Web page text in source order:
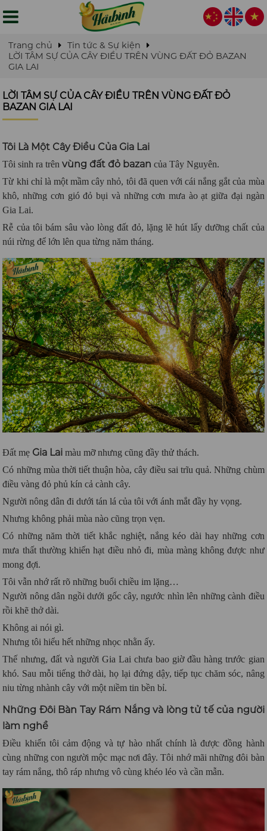
Trang chủ
Tin tức & Sự kiện
LỜI TÂM SỰ CỦA CÂY ĐIỀU TRÊN VÙNG ĐẤT ĐỎ BAZAN
GIA LAI
LỜI TÂM SỰ CỦA CÂY ĐIỀU TRÊN VÙNG ĐẤT ĐỎ
BAZAN GIA LAI
Tôi Là Một Cây Điều Của Gia Lai
Tôi sinh ra trênvùng đất đỏ bazan của Tây Nguyên.
Từ khi chỉ là một mầm cây nhỏ, tôi đã quen với cái nắng gắt của mùa
khô, những cơn gió đỏ bụi và những cơn mưa ào ạt giữa đại ngàn
Gia Lai.
Rễ của tôi bám sâu vào lòng đất đỏ, lặng lẽ hút lấy dưỡng chất của
núi rừng để lớn lên qua từng năm tháng.
Đất mẹ Gia Laimàu mỡ nhưng cũng đầy thử thách.
Có những mùa thời tiết thuận hòa, cây điều sai trĩu quả.Những chùm
điều vàng đỏ phủ kín cả cành cây.
Người nông dân đi dưới tán lá của tôi với ánh mắt đầy hy vọng.
Nhưng không phải mùa nào cũng trọn vẹn.
Có những năm thời tiết khắc nghiệt, nắng kéo dài hay những cơn
mưa thất thường khiến hạt điều nhỏ đi, mùa màng không được như
mong đợi.
Tôi vẫn nhớ rất rõ những buổi chiều im lặng…
Người nông dân ngồi dưới gốc cây, ngước nhìn lên những cành điều
rồi khẽ thở dài.
Không ai nói gì.
Nhưng tôi hiểu hết những nhọc nhằn ấy.
Thế nhưng, đất và người Gia Lai chưa bao giờ đầu hàng trước gian
khó. Sau mỗi tiếng thở dài, họ lại đứng dậy, tiếp tục chăm sóc, nâng
niu từng nhành cây với một niềm tin bền bỉ.
Những Đôi Bàn Tay Rám Nắng và lòng tử tế của người
làm nghề
Điều khiến tôi cảm động và tự hào nhất chính là được đồng hành
cùng những con người mộc mạc nơi đây. Tôi nhớ mãi những đôi bàn
tay rám nắng, thô ráp nhưng vô cùng khéo léo và cần mẫn.